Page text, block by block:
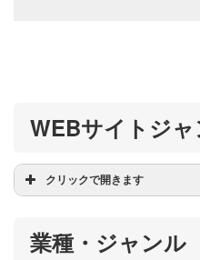
WEBサイトジ
クリックで開きます
イベント・他
業種・ジャンル